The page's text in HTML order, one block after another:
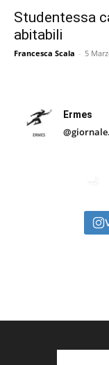
Studentessa
abitabili
Francesca Scala - 5
Ermes